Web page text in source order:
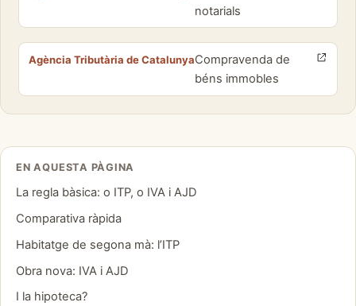
notarials
Agència Tributària de CatalunyaCompravenda de
béns immobles
EN AQUESTA PÀGINA
La regla bàsica: o ITP, o IVA i AJD
Comparativa ràpida
Habitatge de segona mà: l’ITP
Obra nova: IVA i AJD
I la hipoteca?